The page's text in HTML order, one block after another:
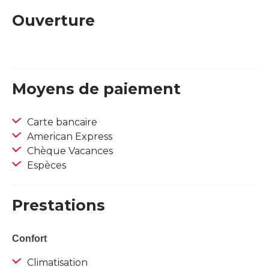
Ouverture
Moyens de paiement
Carte bancaire
American Express
Chèque Vacances
Espèces
Prestations
Confort
Climatisation